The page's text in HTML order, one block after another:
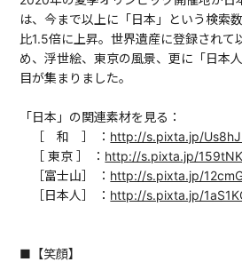
は、今まで以上に「日本」という検索
比1.5倍に上昇。世界遺産に登録されて
め、浮世絵、東京の風景、更に「日本
目が集まりました。
「日本」の関連素材を見る：
［ 和 ］ ： http://s.pixta.jp/
［ 東京 ］ ： http://s.pixta.jp/
［富士山］ ： http://s.pixta.jp/
［日本人］ ： http://s.pixta.jp/
■【笑顔】